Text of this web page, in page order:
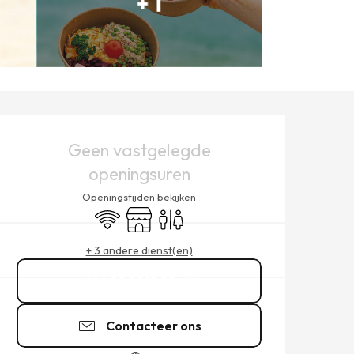
Geen vastgelegde
openingsuren
Openingstijden bekijken
Wifi Winkel opToiletten
+ 3 andere dienst(en)
Contacteer ons